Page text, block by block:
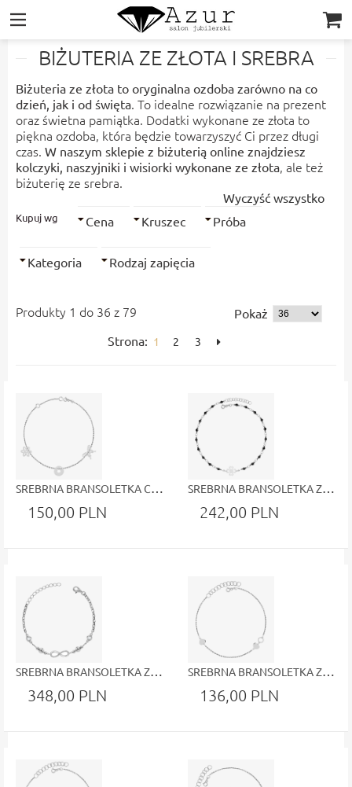
|||
BIŻUTERIA ZE ZŁOTA I SREBRA
Biżuteria ze złota to oryginalna ozdoba zarówno na co
dzień, jak i od święta. To idealne rozwiązanie na prezent
oraz świetna pamiątka. Dodatki wykonane ze złota to
piękna ozdoba, która będzie towarzyszyć Ci przez długi
czas. W naszym sklepie z biżuterią online znajdziesz
kolczyki, naszyjniki i wisiorki wykonane ze złota, ale też
biżuterię ze srebra.
Wyczyść wszystko
Kupuj wg Cena Kruszec Próba
Kategoria Rodzaj zapięcia
Produkty 1 do 36 z 79
Pokaż
Strona: 1 2 3
SREBRNA BRANSOLETKA CELEBRYTKA KWIATUSZEK KÓŁKO I MOTYLEK O AŻUROWYM WYKOŃCZENIU
150,00 PLN
SREBRNA BRANSOLETKA Z KONICZYNKĄ I CZARNYMI KULECZKAMI
242,00 PLN
SREBRNA BRANSOLETKA ZE ZNAKIEM NIESKOŃCZONOŚCI KULECZKAMI I BIAŁYMI BŁYSZCZĄCYMI CYRKONIAMI
348,00 PLN
SREBRNA BRANSOLETKA Z DWOMA SERDUSZKAMI I KÓŁECZKIEM
136,00 PLN